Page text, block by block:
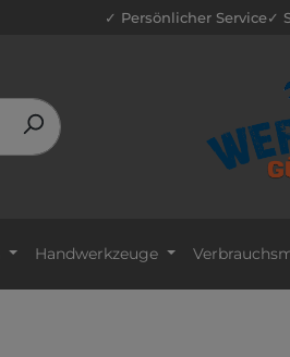
✓ Persönlicher Service✓
Handwerkzeuge